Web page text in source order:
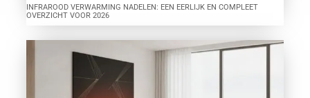
INFRAROOD VERWARMING NADELEN: EEN EERLIJK EN COMPLEET
OVERZICHT VOOR 2026